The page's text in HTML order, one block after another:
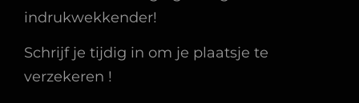
indrukwekkender!
Schrijf je tijdig in om je plaatsje te
verzekeren !